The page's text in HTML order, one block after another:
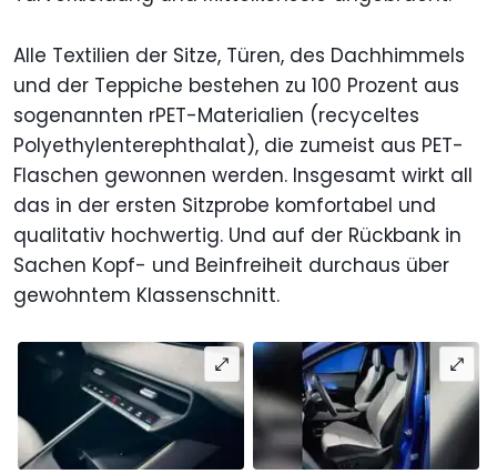
Alle Textilien der Sitze, Türen, des Dachhimmels
und der Teppiche bestehen zu 100 Prozent aus
sogenannten rPET-Materialien (recyceltes
Polyethylenterephthalat), die zumeist aus PET-
Flaschen gewonnen werden. Insgesamt wirkt all
das in der ersten Sitzprobe komfortabel und
qualitativ hochwertig. Und auf der Rückbank in
Sachen Kopf- und Beinfreiheit durchaus über
gewohntem Klassenschnitt.